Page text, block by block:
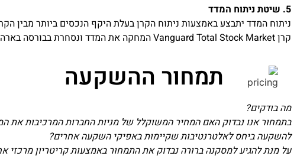
5. שיטת ניתוח המדד
ניתוח המדד יתבצע באמצעות ניתוח הקרן בעלת היקף הנכסים ביותר מבין
קרן Vanguard Total Stock Market המחקה את המדד ונסחרת בבורסה בארה"ב תחת הסימול VTI.
תמחור ההשקעה
מה בודקים?
בתמחור אנו נבדוק האם המחיר המשוקלל של מניות החברות המרכיבות את
להשקעה ביחס לאלטרנטיבות שקיימות באפיקי השקעה אחרים?
על מנת להגיע למסקנה ברורה נבדוק את התמחור באמצעות קריטריון מרכזי